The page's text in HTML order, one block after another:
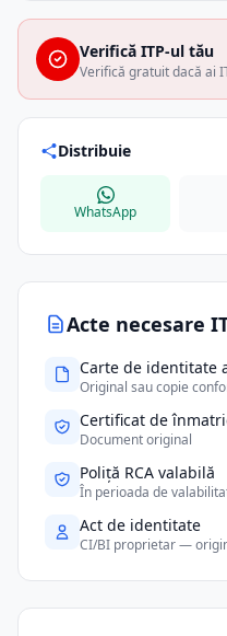
Acte necesare
Carte de identitate
Original sau copie
Certificat de
Document original
Poliță RCA valabilă
În perioada de
Act de identitate
CI/BI proprietar —
Verifică ITP-ul tău
Verifică gratuit dacă ai
Distribuie
WhatsApp